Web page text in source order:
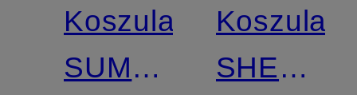
Koszula
SUMMERTON
Koszula